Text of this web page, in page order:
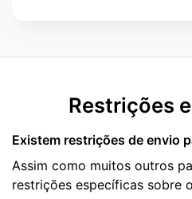
Restrições
Existem restrições de envio
Assim como muitos outros
restrições específicas sobre